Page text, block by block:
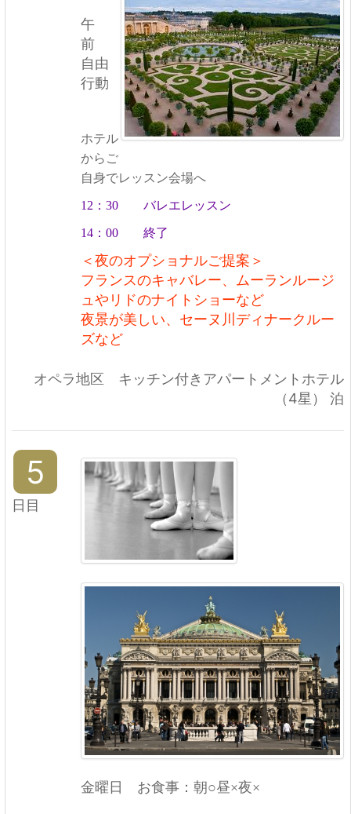
午
前
自由
行動
ホテル
からご
自身でレッスン会場へ
12：30 バレエレッスン
14：00 終了
＜夜のオプショナルご提案＞
フランスのキャバレー、ムーランルージ
ュやリドのナイトショーなど
夜景が美しい、セーヌ川ディナークルー
ズなど
オペラ地区 キッチン付きアパートメントホテル
（4星） 泊
5
日目
金曜日 お食事：朝○昼×夜×